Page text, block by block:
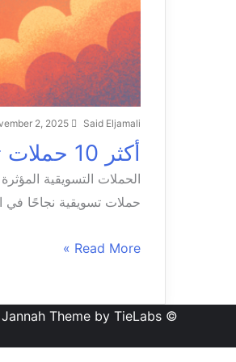
Said Eljamali
2, 2025
أكثر 10 حملات تسويقية نجاحًا في التاريخ
حملات تسويقية نجاحًا في
Read More »
© Copyright 2026, All Rights Reserved |
Jannah Theme by TieLabs